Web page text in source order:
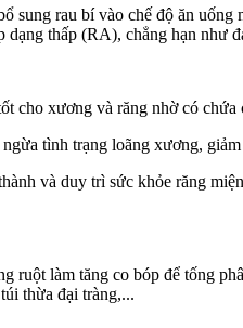
sung rau bí vào chế độ ăn
thấp (RA), chẳng hạn như
cho xương và răng nhờ có
tình trạng loãng xương,
và duy trì sức khỏe răng
ruột làm tăng co bóp để tống
thừa đại tràng,...